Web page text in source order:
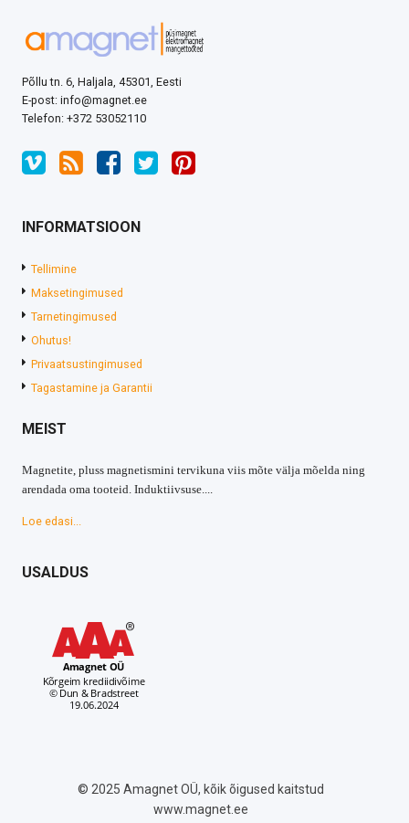
Põllu tn. 6, Haljala, 45301, Eesti
E-post: info@magnet.ee
Telefon: +372 53052110
INFORMATSIOON
Tellimine
Maksetingimused
Tarnetingimused
Ohutus!
Privaatsustingimused
Tagastamine ja Garantii
MEIST
Magnetite, pluss magnetismini tervikuna viis mõte välja mõelda ning
arendada oma tooteid. Induktiivsuse....
Loe edasi...
USALDUS
© 2025 Amagnet OÜ, kõik õigused kaitstud
www.magnet.ee